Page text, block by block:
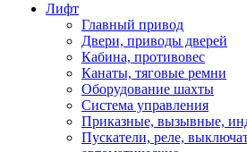
Лифт
Главный привод
Двери, приводы дверей
Кабина, противовес
Канаты, тяговые ремни
Оборудование шахты
Система управления
Приказные, вызывные,
Пускатели, реле,